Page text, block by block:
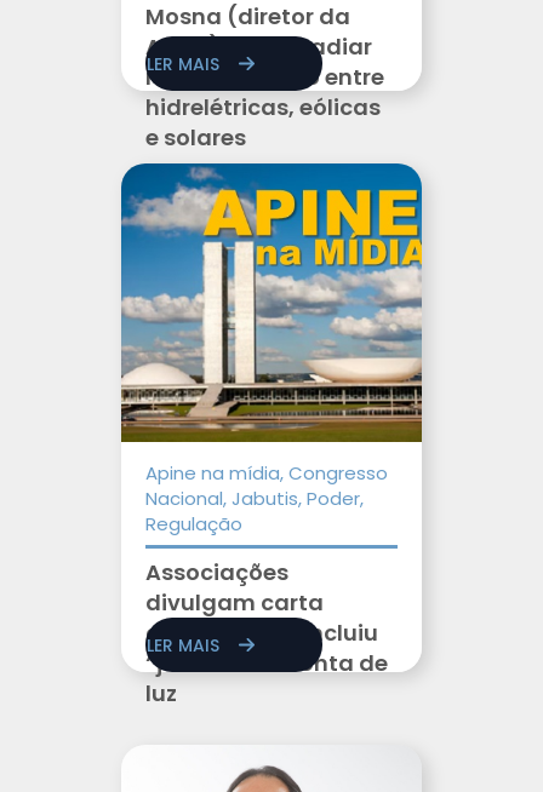
Mosna (diretor da
Aneel) propõe adiar
rateio conjunto entre
hidrelétricas, eólicas
e solares
LER MAIS
Apine na mídia, Congresso
Nacional, Jabutis, Poder,
Regulação
Associações
divulgam carta
contra PL que incluiu
“jabutis” na conta de
luz
LER MAIS